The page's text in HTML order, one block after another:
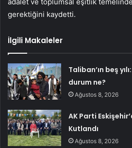
gerektiğini kaydetti.
İlgili Makaleler
Taliban’ın beş
durum ne?
Ağustos 8, 2026
AK Parti
Kutlandı
Ağustos 8, 2026